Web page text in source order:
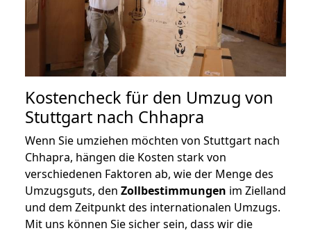
Kostencheck für den Umzug von
Stuttgart nach Chhapra
Wenn Sie umziehen möchten von Stuttgart nach
Chhapra, hängen die Kosten stark von
verschiedenen Faktoren ab, wie der Menge des
Umzugsguts, den Zollbestimmungen im Zielland
und dem Zeitpunkt des internationalen Umzugs.
Mit uns können Sie sicher sein, dass wir die